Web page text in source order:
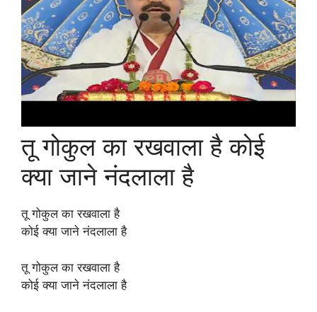
तू गोकुल का रखवाला है कोई
क्या जाने नंदलाला है
तू गोकुल का रखवाला है
कोई क्या जाने नंदलाला है
तू गोकुल का रखवाला है
कोई क्या जाने नंदलाला है